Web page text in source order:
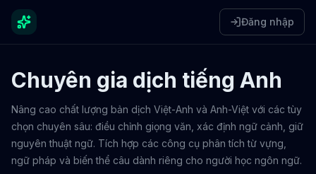
Đăng nhập
Chuyên gia dịch tiếng Anh
Nâng cao chất lượng bản dịch Việt-Anh và Anh-Việt với các tùy
chọn chuyên sâu: điều chỉnh giọng văn, xác định ngữ cảnh, giữ
nguyên thuật ngữ. Tích hợp các công cụ phân tích từ vựng,
ngữ pháp và biến thể câu dành riêng cho người học ngôn ngữ.